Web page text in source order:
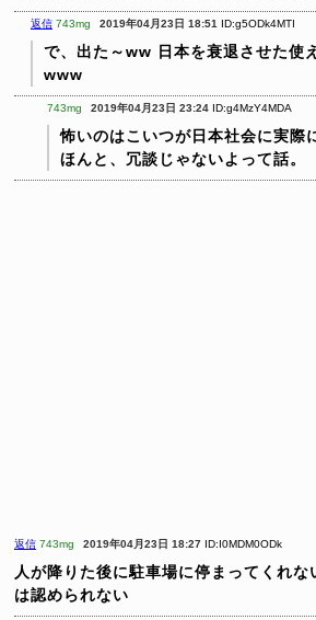
返信 743mg 2019年04月23日 18:51 ID:g5ODk4MTI
で、出た～ww 日本を衰退させた使
www
743mg 2019年04月23日 23:24 ID:g4MzY4MDA
怖いのはこいつが日本社会に実際
ほんと、冗談じゃないよって話。
返信 743mg 2019年04月23日 18:27 ID:I0MDM0ODk
人が降りた後に駐車場に停まってくれな
は認められない